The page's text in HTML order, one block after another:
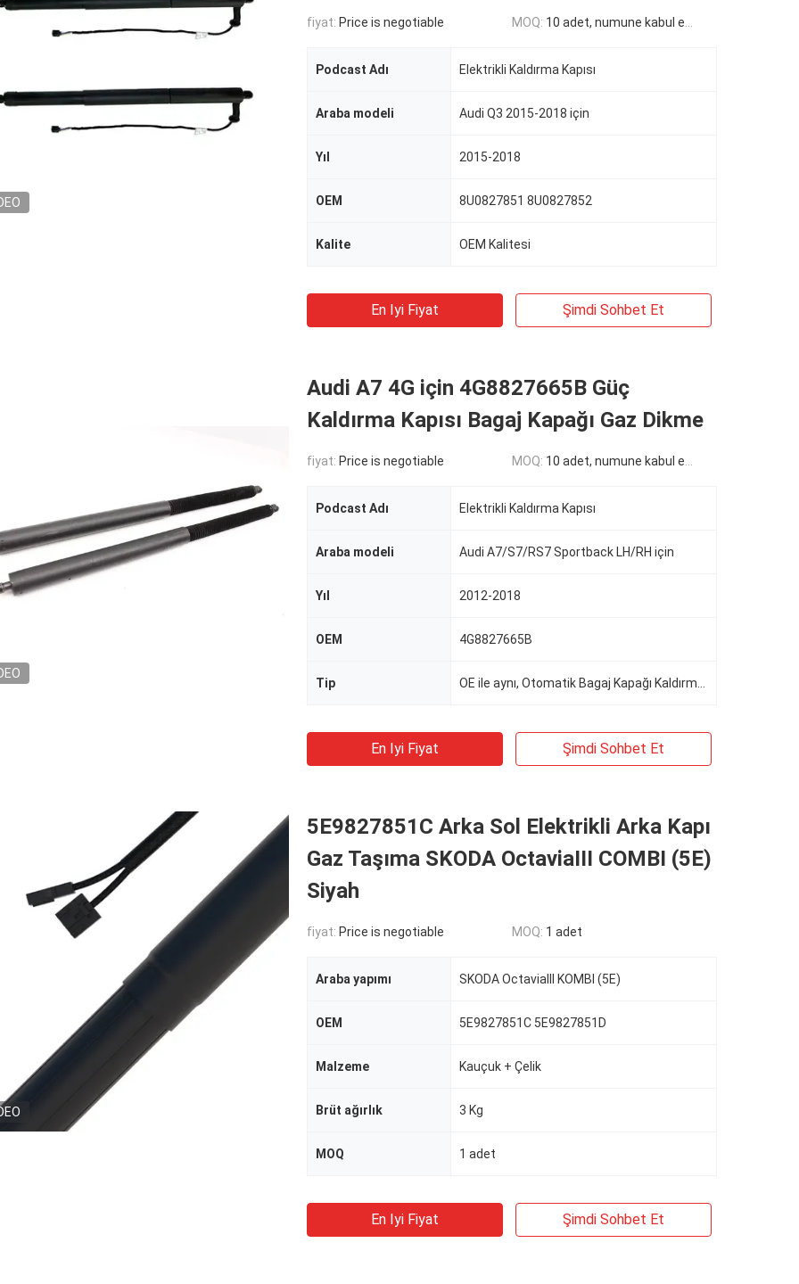
fiyat: Price is negotiable MOQ: 10 adet, numune kabul edilir
Podcast Adı Elektrikli Kaldırma Kapısı
Araba modeli Audi Q3 2015-2018 için
Yıl 2015-2018
OEM 8U0827851 8U0827852
Kalite OEM Kalitesi
En Iyi Fiyat Şimdi Sohbet Et
Audi A7 4G için 4G8827665B Güç
Kaldırma Kapısı Bagaj Kapağı Gaz Dikme
fiyat: Price is negotiable MOQ: 10 adet, numune kabul edilir
Podcast Adı Elektrikli Kaldırma Kapısı
Araba modeli Audi A7/S7/RS7 Sportback LH/RH için
Yıl 2012-2018
OEM 4G8827665B
Tip
En Iyi Fiyat Şimdi Sohbet Et
5E9827851C Arka Sol Elektrikli Arka Kapı
Gaz Taşıma SKODA OctaviaIII COMBI (5E)
Siyah
fiyat: Price is negotiable MOQ: 1 adet
Araba yapımı SKODA OctaviaIII KOMBI (5E)
OEM 5E9827851C 5E9827851D
Malzeme Kauçuk + Çelik
Brüt ağırlık 3 Kg
MOQ 1 adet
En Iyi Fiyat Şimdi Sohbet Et